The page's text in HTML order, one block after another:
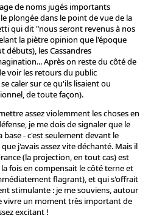
de noms jugés importants
plongée dans le point de vue de la
qui dit "nous seront revenus à nos
la piètre opinion que l'époque
débuts), les Cassandres
Après on reste du côté de
voir les retours du public
caler sur ce qu'ils lisaient ou
de toute façon).
assez violemment les choses en
je me dois de signaler que le
- c'est seulement devant le
j'avais assez vite déchanté. Mais il
(la projection, en tout cas) est
fois en compensait le côté terne et
flagrant), et qui s'offrait
stimulante : je me souviens, autour
vivre un moment très important de
excitant !